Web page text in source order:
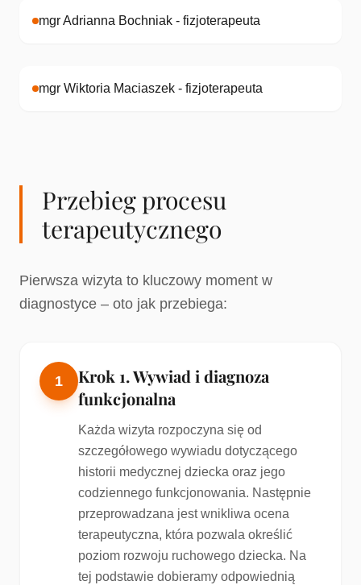
mgr Adrianna Bochniak - fizjoterapeuta
mgr Wiktoria Maciaszek - fizjoterapeuta
Przebieg procesu
terapeutycznego
Pierwsza wizyta to kluczowy moment w
diagnostyce – oto jak przebiega:
1
Krok 1. Wywiad i diagnoza
funkcjonalna
Każda wizyta rozpoczyna się od
szczegółowego wywiadu dotyczącego
historii medycznej dziecka oraz jego
codziennego funkcjonowania. Następnie
przeprowadzana jest wnikliwa ocena
terapeutyczna, która pozwala określić
poziom rozwoju ruchowego dziecka. Na
tej podstawie dobieramy odpowiednią